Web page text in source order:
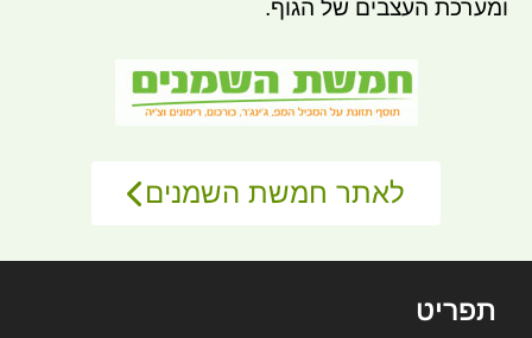
ומערכת העצבים של הגוף.
לאתר חמשת השמנים
תפריט